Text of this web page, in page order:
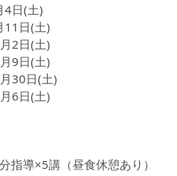
4日(土)
11日(土)
2日(土)
9日(土)
30日(土)
6日(土)
指導×5講（昼食休憩あり）